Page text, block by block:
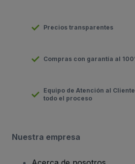
Precios transparentes
Compras con garantía al
Equipo de Atención al
todo el proceso
Nuestra empresa